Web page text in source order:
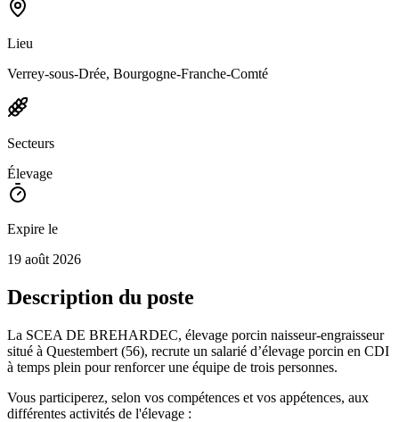
Lieu
Verrey-sous-Drée, Bourgogne-Franche-Comté
Secteurs
Élevage
Expire le
19 août 2026
Description du poste
La SCEA DE BREHARDEC, élevage porcin naisseur-engraisseur
situé à Questembert (56), recrute un salarié d’élevage porcin en CDI
à temps plein pour renforcer une équipe de trois personnes.
Vous participerez, selon vos compétences et vos appétences, aux
différentes activités de l'élevage :